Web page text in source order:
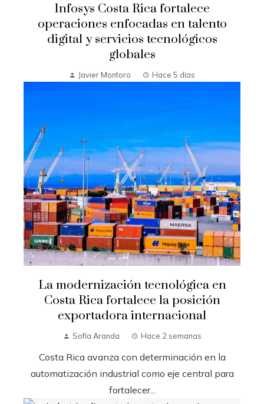
Infosys Costa Rica fortalece
operaciones enfocadas en talento
digital y servicios tecnológicos
globales
Javier Montoro Hace 5 días
La modernización tecnológica en
Costa Rica fortalece la posición
exportadora internacional
Sofía Aranda Hace 2 semanas
Costa Rica avanza con determinación en la
automatización industrial como eje central para
fortalecer...